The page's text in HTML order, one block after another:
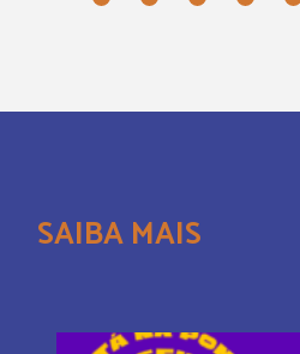
SAIBA MAIS